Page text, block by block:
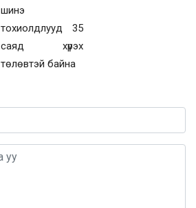
шинэ
тохиолдлууд 35
саяд хүрэх
төлөвтэй байна